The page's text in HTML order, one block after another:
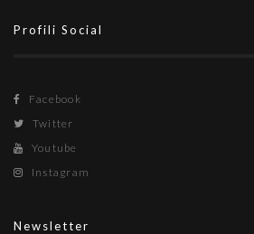
Profili Social
Facebook
Twitter
Youtube
Instagram
Newsletter